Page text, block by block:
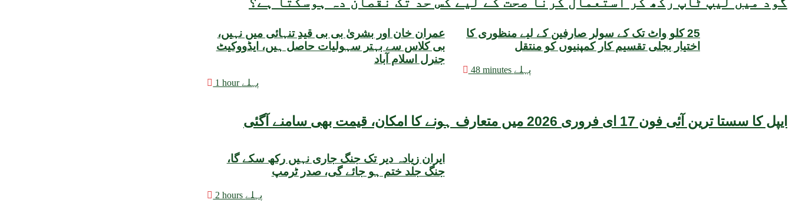
ایپل کا سستا ترین آئی فون 17 ای فروری 2026 میں متعارف ہونے کا امکان، قیمت بھی سامنے آگئی
25 کلو واٹ تک کے سولر صارفین کے لیے منظوری کا
اختیار بجلی تقسیم کار کمپنیوں کو منتقل
48 minutes پہلے
عمران خان اور بشریٰ بی بی قیدِ تنہائی میں نہیں،
بی کلاس سے بہتر سہولیات حاصل ہیں، ایڈووکیٹ
جنرل اسلام آباد
1 hour پہلے
ایران زیادہ دیر تک جنگ جاری نہیں رکھ سکے گا،
جنگ جلد ختم ہو جائے گی، صدر ٹرمپ
2 hours پہلے